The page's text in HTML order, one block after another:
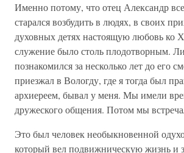
Именно потому, что отец Александр
старался возбудить в людях, в своих
духовных детях настоящую любовь ко
служение было столь плодотворным.
познакомился за несколько лет до его
приезжал в Вологду, где я тогда был
архиереем, бывал у меня. Мы имели
дружеского общения. Потом мы
Это был человек необыкновенной
который вел подвижническую жизнь и